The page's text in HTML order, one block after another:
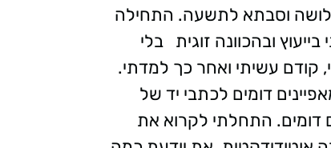
מירי, 68, גרושה, אם לשלושה וסבתא לתשעה. התחילה
מתוך שעסקתי בייעוץ ובהכוונה זוגית בלי
קודם עשיתי ואחר כך למדתי.
דומים לכתבי יד של
דומים. התחלתי לקרוא את